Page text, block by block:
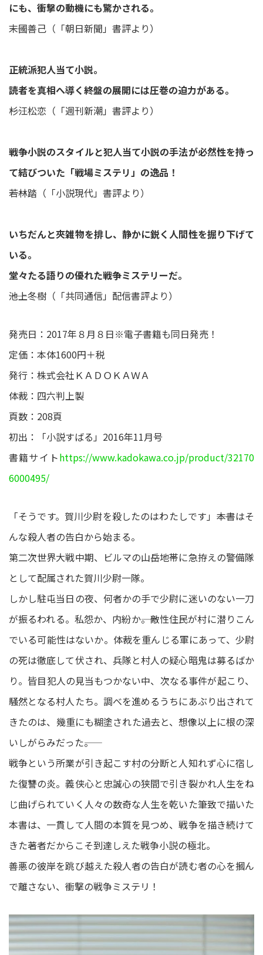
にも、衝撃の動機にも驚かされる。
――末國善己（「朝日新聞」書評より）
正統派犯人当て小説。
読者を真相へ導く終盤の展開には圧巻の迫力がある。
――杉江松恋（「週刊新潮」書評より）
戦争小説のスタイルと犯人当て小説の手法が必然性を持っ
て結びついた「戦場ミステリ」の逸品！
――若林踏（「小説現代」書評より）
いちだんと夾雑物を排し、静かに鋭く人間性を掘り下げて
いる。
堂々たる語りの優れた戦争ミステリーだ。
――池上冬樹（「共同通信」配信書評より）
発売日：2017年８月８日※電子書籍も同日発売！
定価：本体1600円＋税
発行：株式会社ＫＡＤＯＫＡＷＡ
体裁：四六判上製
頁数：208頁
初出：「小説すばる」2016年11月号
書籍サイトhttps://www.kadokawa.co.jp/product/32170
6000495/
「そうです。賀川少尉を殺したのはわたしです」――本書はそ
んな殺人者の告白から始まる。
第二次世界大戦中期、ビルマの山岳地帯に急拵えの警備隊
として配属された賀川少尉一隊。
しかし駐屯当日の夜、何者かの手で少尉に迷いのない一刀
が振るわれる。私怨か、内紛か――。敵性住民が村に潜りこん
でいる可能性はないか。体裁を重んじる軍にあって、少尉
の死は徹底して伏され、兵隊と村人の疑心暗鬼は募るばか
り。皆目犯人の見当もつかない中、次なる事件が起こり、
騒然となる村人たち。調べを進めるうちにあぶり出されて
きたのは、幾重にも糊塗された過去と、想像以上に根の深
いしがらみだった――。
戦争という所業が引き起こす村の分断と人知れず心に宿し
た復讐の炎。義侠心と忠誠心の狭間で引き裂かれ人生をね
じ曲げられていく人々の数奇な人生を乾いた筆致で描いた
本書は、一貫して人間の本質を見つめ、戦争を描き続けて
きた著者だからこそ到達しえた戦争小説の極北。
善悪の彼岸を跳び越えた殺人者の告白が読む者の心を摑ん
で離さない、衝撃の戦争ミステリ！